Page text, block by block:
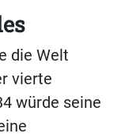
die Welt
vierte
würde seine